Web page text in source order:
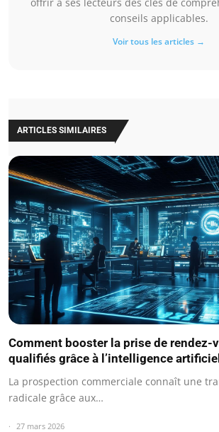
conseils applicables.
Voir tous les articles →
ARTICLES SIMILAIRES
Comment booster la prise de rendez-
qualifiés grâce à l’intelligence
La prospection commerciale connaît une
radicale grâce aux…
27 mars 2026